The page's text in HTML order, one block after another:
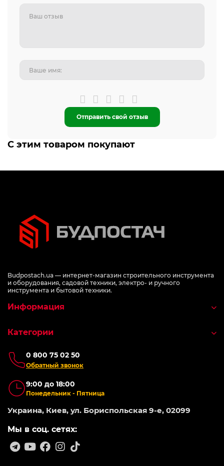
Отправить свой отзыв
С этим товаром покупают
Budpostach.ua — интернет-магазин строительного инструмента
и оборудования, садовой техники, электро- и ручного
инструмента и бытовой техники.
0 800 75 02 50
Обратный звонок
9:00 до 18:00
Понедельник - Пятница
Украина, Киев, ул. Бориспольская 9-е, 02099
Мы в соц. сетях:
Информация
Категории